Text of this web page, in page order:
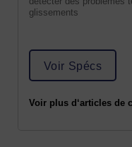
glissements
Voir Spécs
Voir plus d‘articles de